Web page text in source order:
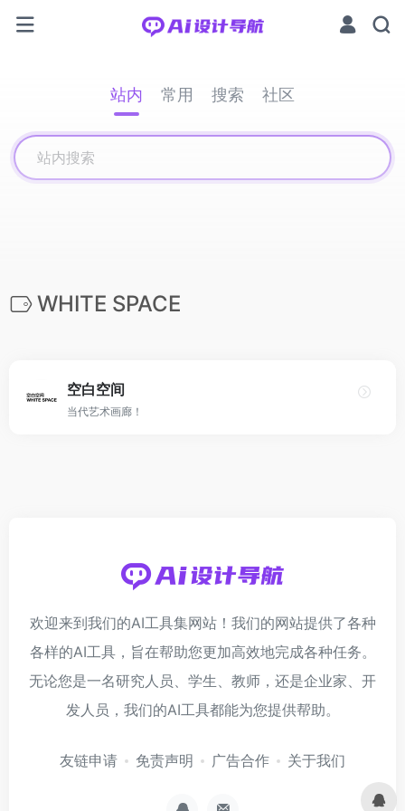
站内 常用 搜索 社区
WHITE SPACE
空白空间
当代艺术画廊！
欢迎来到我们的AI工具集网站！我们的网站提供了各种
各样的AI工具，旨在帮助您更加高效地完成各种任务。
无论您是一名研究人员、学生、教师，还是企业家、开
发人员，我们的AI工具都能为您提供帮助。
友链申请 免责声明 广告合作 关于我们